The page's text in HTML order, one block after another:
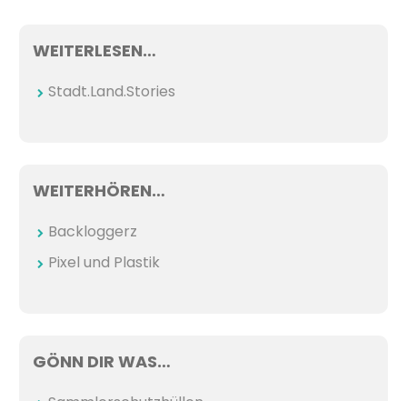
WEITERLESEN…
Stadt.Land.Stories
WEITERHÖREN…
Backloggerz
Pixel und Plastik
GÖNN DIR WAS…